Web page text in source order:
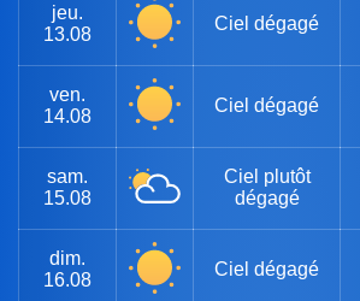
jeu.
13.08
Ciel dégagé
ven.
14.08
Ciel dégagé
sam.
15.08
Ciel plutôt
dégagé
dim.
16.08
Ciel dégagé